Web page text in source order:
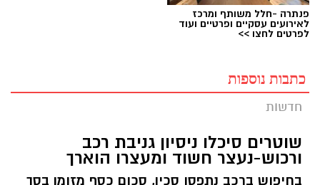
פנתרה -חלל משותף ומרכז
לאירועים עסקיים ופרטיים ועוד
לפרטים לחצו >>
כתבות נוספות
חדשות
שוטרים סיכלו ניסיון גניבת רכב
ורכוש-נעצר חשוד ומעצרו הוארך
בחיפוש ברכב נתפסו סכין, סכום כסף מזומן בסך